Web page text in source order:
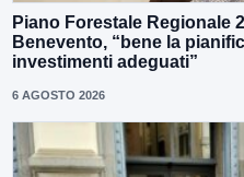
Piano Forestale Regionale
Benevento, “bene la
investimenti adeguati”
6 AGOSTO 2026